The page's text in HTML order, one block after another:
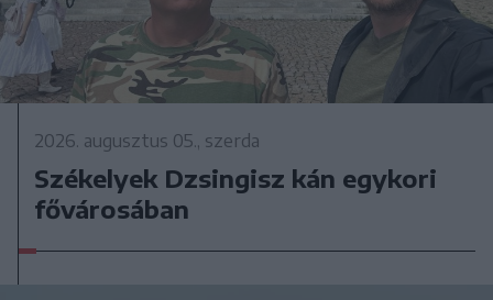
2026. augusztus 05., szerda
Székelyek Dzsingisz kán egykori
fővárosában